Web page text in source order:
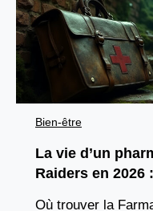
Bien-être
La vie d’un
Raiders en 2026
Où trouver la